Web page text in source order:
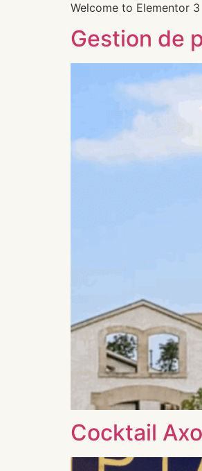
Welcome to Elementor 3
Gestion de
Cocktail